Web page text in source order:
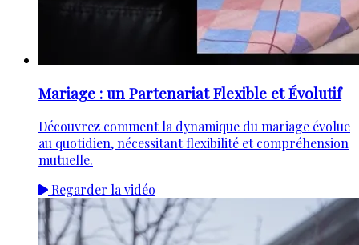
Mariage : un Partenariat Flexible et Évolutif
Découvrez comment la dynamique du mariage évolue
au quotidien, nécessitant flexibilité et compréhension
mutuelle.
Regarder la vidéo